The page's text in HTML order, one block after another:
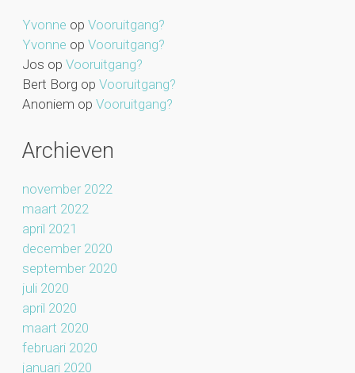
Yvonne op Vooruitgang?
Yvonne op Vooruitgang?
Jos op Vooruitgang?
Bert Borg op Vooruitgang?
Anoniem op Vooruitgang?
Archieven
november 2022
maart 2022
april 2021
december 2020
september 2020
juli 2020
april 2020
maart 2020
februari 2020
januari 2020